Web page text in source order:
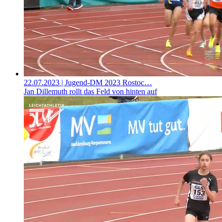
22.07.2023 | Jugend-DM 2023 Rostoc…
Jan Dillemuth rollt das Feld von hinten auf